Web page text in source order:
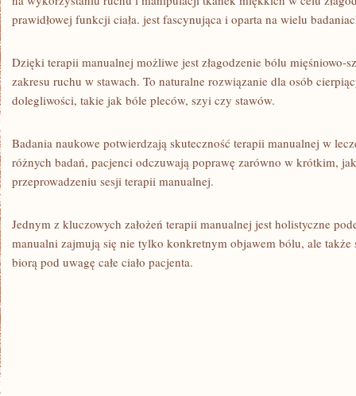
prawidłowej‍ funkcji ciała. jest fascynująca i oparta na wielu
Dzięki ⁣terapii manualnej możliwe jest złagodzenie bólu mięśniowo-
⁤zakresu ruchu‍ w stawach. To naturalne rozwiązanie dla osób
dolegliwości, ‌takie jak bóle pleców, szyi czy stawów.
Badania naukowe potwierdzają skuteczność terapii‍ manualnej w
różnych ​badań, ‍pacjenci odczuwają poprawę zarówno w krótkim,
przeprowadzeniu sesji terapii manualnej.
Jednym z kluczowych założeń ⁣terapii manualnej jest holistyczne
manualni zajmują​ się nie tylko konkretnym objawem bólu,‍ ale
biorą pod uwagę całe ciało pacjenta.